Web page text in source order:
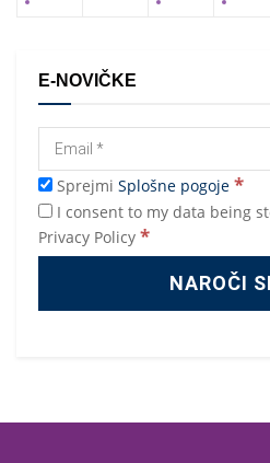
E-NOVIČKE
Sprejmi Splošne pogoje *
I consent to my data being
Privacy Policy *